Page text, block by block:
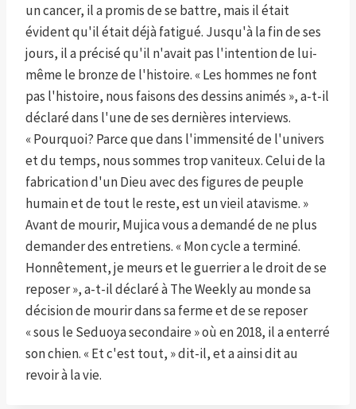
un cancer, il a promis de se battre, mais il était
évident qu'il était déjà fatigué. Jusqu'à la fin de ses
jours, il a précisé qu'il n'avait pas l'intention de lui-
même le bronze de l'histoire. « Les hommes ne font
pas l'histoire, nous faisons des dessins animés », a-t-il
déclaré dans l'une de ses dernières interviews.
« Pourquoi? Parce que dans l'immensité de l'univers
et du temps, nous sommes trop vaniteux. Celui de la
fabrication d'un Dieu avec des figures de peuple
humain et de tout le reste, est un vieil atavisme. »
Avant de mourir, Mujica vous a demandé de ne plus
demander des entretiens. « Mon cycle a terminé.
Honnêtement, je meurs et le guerrier a le droit de se
reposer », a-t-il déclaré à The Weekly au monde sa
décision de mourir dans sa ferme et de se reposer
« sous le Seduoya secondaire » où en 2018, il a enterré
son chien. « Et c'est tout, » dit-il, et a ainsi dit au
revoir à la vie.